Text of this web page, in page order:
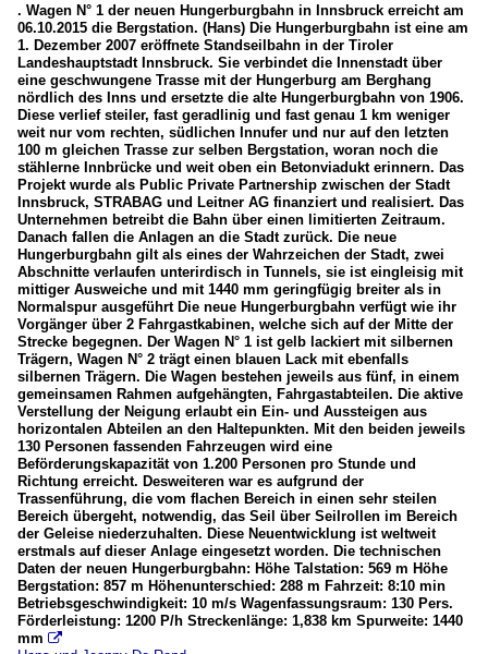
. Wagen N° 1 der neuen Hungerburgbahn in Innsbruck erreicht am
06.10.2015 die Bergstation. (Hans) Die Hungerburgbahn ist eine am
1. Dezember 2007 eröffnete Standseilbahn in der Tiroler
Landeshauptstadt Innsbruck. Sie verbindet die Innenstadt über
eine geschwungene Trasse mit der Hungerburg am Berghang
nördlich des Inns und ersetzte die alte Hungerburgbahn von 1906.
Diese verlief steiler, fast geradlinig und fast genau 1 km weniger
weit nur vom rechten, südlichen Innufer und nur auf den letzten
100 m gleichen Trasse zur selben Bergstation, woran noch die
stählerne Innbrücke und weit oben ein Betonviadukt erinnern. Das
Projekt wurde als Public Private Partnership zwischen der Stadt
Innsbruck, STRABAG und Leitner AG finanziert und realisiert. Das
Unternehmen betreibt die Bahn über einen limitierten Zeitraum.
Danach fallen die Anlagen an die Stadt zurück. Die neue
Hungerburgbahn gilt als eines der Wahrzeichen der Stadt, zwei
Abschnitte verlaufen unterirdisch in Tunnels, sie ist eingleisig mit
mittiger Ausweiche und mit 1440 mm geringfügig breiter als in
Normalspur ausgeführt Die neue Hungerburgbahn verfügt wie ihr
Vorgänger über 2 Fahrgastkabinen, welche sich auf der Mitte der
Strecke begegnen. Der Wagen N° 1 ist gelb lackiert mit silbernen
Trägern, Wagen N° 2 trägt einen blauen Lack mit ebenfalls
silbernen Trägern. Die Wagen bestehen jeweils aus fünf, in einem
gemeinsamen Rahmen aufgehängten, Fahrgastabteilen. Die aktive
Verstellung der Neigung erlaubt ein Ein- und Aussteigen aus
horizontalen Abteilen an den Haltepunkten. Mit den beiden jeweils
130 Personen fassenden Fahrzeugen wird eine
Beförderungskapazität von 1.200 Personen pro Stunde und
Richtung erreicht. Desweiteren war es aufgrund der
Trassenführung, die vom flachen Bereich in einen sehr steilen
Bereich übergeht, notwendig, das Seil über Seilrollen im Bereich
der Geleise niederzuhalten. Diese Neuentwicklung ist weltweit
erstmals auf dieser Anlage eingesetzt worden. Die technischen
Daten der neuen Hungerburgbahn: Höhe Talstation: 569 m Höhe
Bergstation: 857 m Höhenunterschied: 288 m Fahrzeit: 8:10 min
Betriebsgeschwindigkeit: 10 m/s Wagenfassungsraum: 130 Pers.
Förderleistung: 1200 P/h Streckenlänge: 1,838 km Spurweite: 1440
mm 